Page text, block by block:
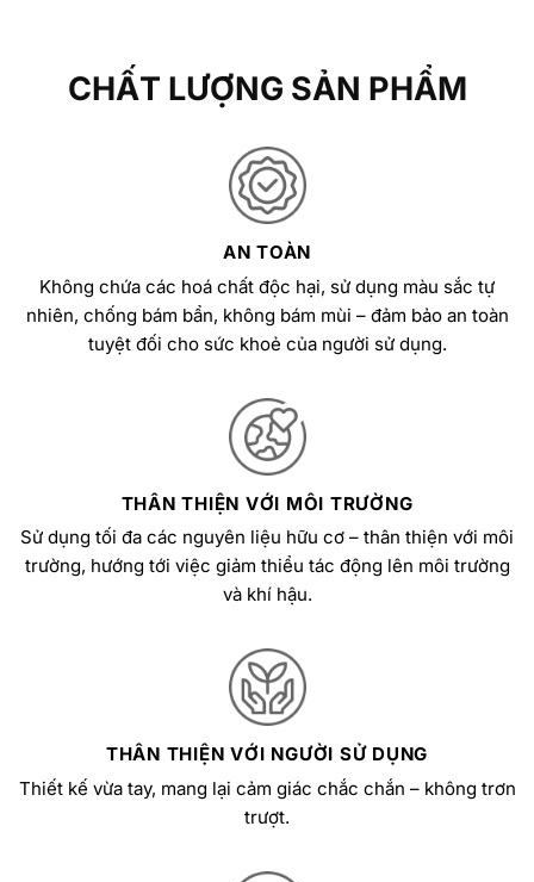
CHẤT LƯỢNG SẢN PHẨM
AN TOÀN
Không chứa các hoá chất độc hại, sử dụng màu sắc tự
nhiên, chống bám bẩn, không bám mùi – đảm bảo an toàn
tuyệt đối cho sức khoẻ của người sử dụng.
THÂN THIỆN VỚI MÔI TRƯỜNG
Sử dụng tối đa các nguyên liệu hữu cơ – thân thiện với môi
trường, hướng tới việc giảm thiểu tác động lên môi trường
và khí hậu.
THÂN THIỆN VỚI NGƯỜI SỬ DỤNG
Thiết kế vừa tay, mang lại cảm giác chắc chắn – không trơn
trượt.